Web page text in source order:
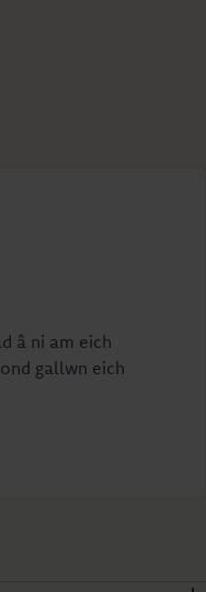
â ni am eich
gallwn eich